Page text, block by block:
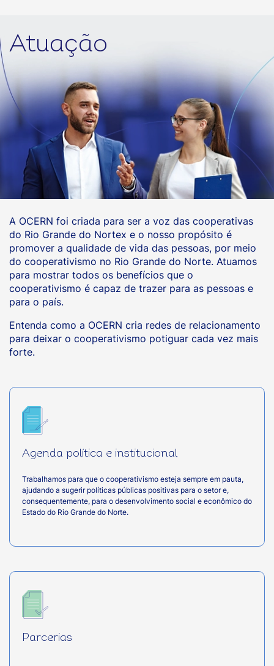
Atuação
A OCERN foi criada para ser a voz das cooperativas
do Rio Grande do Nortex e o nosso propósito é
promover a qualidade de vida das pessoas, por meio
do cooperativismo no Rio Grande do Norte. Atuamos
para mostrar todos os benefícios que o
cooperativismo é capaz de trazer para as pessoas e
para o país.
Entenda como a OCERN cria redes de relacionamento
para deixar o cooperativismo potiguar cada vez mais
forte.
Agenda política e institucional
Trabalhamos para que o cooperativismo esteja sempre em pauta,
ajudando a sugerir políticas públicas positivas para o setor e,
consequentemente, para o desenvolvimento social e econômico do
Estado do Rio Grande do Norte.
Parcerias